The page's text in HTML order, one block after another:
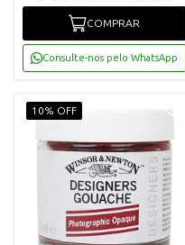
COMPRAR
Consulte-nos pelo WhatsApp
10% OFF